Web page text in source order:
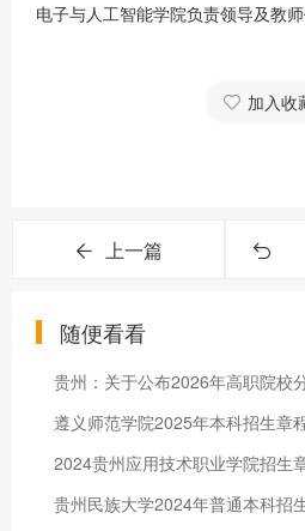
电子与人工智能学院负责领导及教师
加入收
上一篇
随便看看
遵义师范学院2025年本科招生章
2024贵州应用技术职业学院招生
贵州民族大学2024年普通本科招